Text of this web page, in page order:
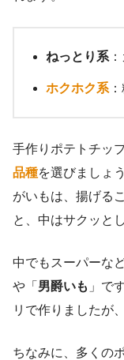
ねっとり系
ホクホク系
手作りポテトチッ
品種を選びましょ
がいもは、揚げる
と、中はサクッと
中でもスーパーな
や「 男爵いも 」で
リで作りましたが
ちなみに、多くの